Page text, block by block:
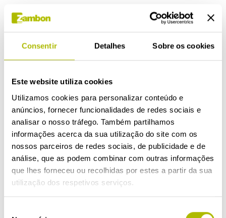
Consentir Detalhes Sobre os cookies
Este website utiliza cookies
Utilizamos cookies para personalizar conteúdo e
anúncios, fornecer funcionalidades de redes sociais e
analisar o nosso tráfego. Também partilhamos
informações acerca da sua utilização do site com os
nossos parceiros de redes sociais, de publicidade e de
análise, que as podem combinar com outras informações
que lhes forneceu ou recolhidas por estes a partir da sua
utilização dos respetivos serviços.
Como melhorar a
respiração? Respirar
Ter consciência da nossa
respiraçãomelhora a qualidade da
nossa saúde. Muitas vezes não
estamos conscientes da sua
importância, mas precisamos
apenas de alguns minutos para
refletir sobre a forma como
respiramos. Um dos aspetos